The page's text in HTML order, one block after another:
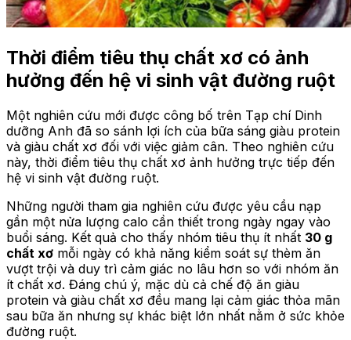
Thời điểm tiêu thụ chất xơ có ảnh
hưởng đến hệ vi sinh vật đường ruột
Một nghiên cứu mới được công bố trên Tạp chí Dinh
dưỡng Anh đã so sánh lợi ích của bữa sáng giàu protein
và giàu chất xơ đối với việc giảm cân. Theo nghiên cứu
này, thời điểm tiêu thụ chất xơ ảnh hưởng trực tiếp đến
hệ vi sinh vật đường ruột.
Những người tham gia nghiên cứu được yêu cầu nạp
gần một nửa lượng calo cần thiết trong ngày ngay vào
buổi sáng. Kết quả cho thấy nhóm tiêu thụ ít nhất 30 g
chất xơ mỗi ngày có khả năng kiểm soát sự thèm ăn
vượt trội và duy trì cảm giác no lâu hơn so với nhóm ăn
ít chất xơ. Đáng chú ý, mặc dù cả chế độ ăn giàu
protein và giàu chất xơ đều mang lại cảm giác thỏa mãn
sau bữa ăn nhưng sự khác biệt lớn nhất nằm ở sức khỏe
đường ruột.